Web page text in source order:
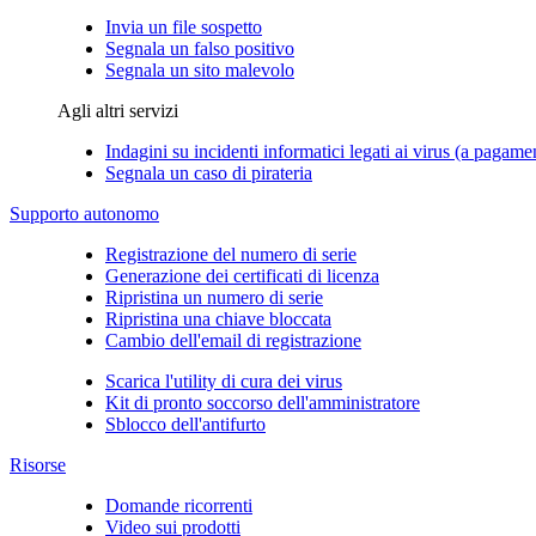
Invia un file sospetto
Segnala un falso positivo
Segnala un sito malevolo
Agli altri servizi
Indagini su incidenti informatici legati ai virus (a
Segnala un caso di pirateria
Supporto autonomo
Registrazione del numero di serie
Generazione dei certificati di licenza
Ripristina un numero di serie
Ripristina una chiave bloccata
Cambio dell'email di registrazione
Scarica l'utility di cura dei virus
Kit di pronto soccorso dell'amministratore
Sblocco dell'antifurto
Risorse
Domande ricorrenti
Video sui prodotti